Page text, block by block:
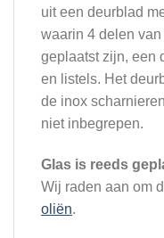
uit een deurblad
waarin 4 delen
geplaatst zijn, een
en listels. Het
de inox
niet inbegrepen.
Glas is reeds
Wij raden aan om
oliën.